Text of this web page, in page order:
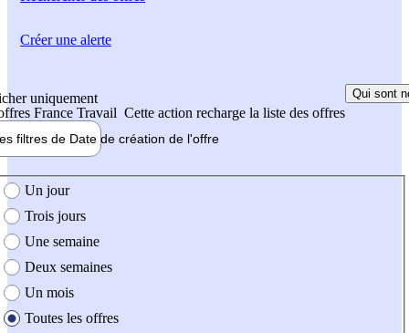
uniquement
France Travail Cette action recharge la liste des offres
Qui sont
filtres de Date de création de l'offre
création de l'offre
Un jour
Trois jours
Une semaine
Deux semaines
Un mois
Toutes les offres
Créer une alerte